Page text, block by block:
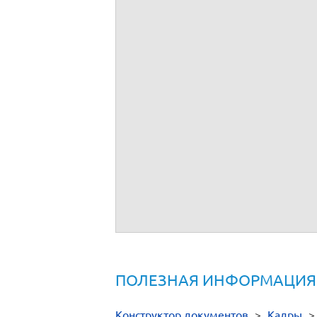
ПОЛЕЗНАЯ ИНФОРМАЦИЯ